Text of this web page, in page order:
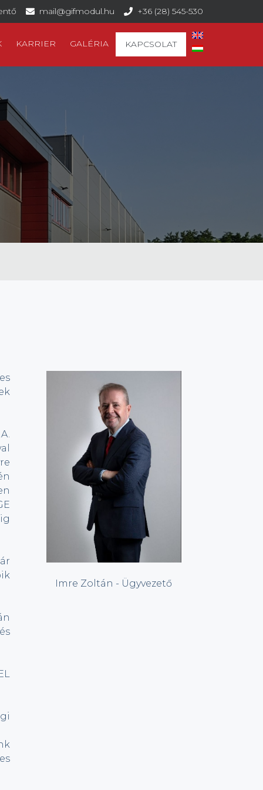
mail@gifmodul.hu +36 (28) 545-530
KARRIER GALÉRIA KAPCSOLAT
Imre Zoltán - Ügyvezető